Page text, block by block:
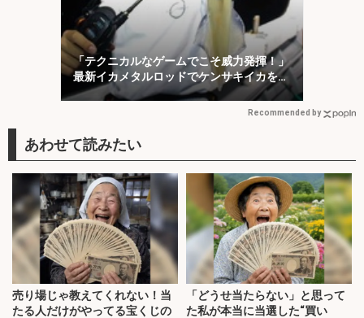
「テクニカルなゲームでこそ威力発揮！」
最新イカメタルロッドでケンサキイカを攻
略【福井】
Recommended by
売り場じゃ教えてくれない！当
たる人だけがやってる宝くじの
「どうせ当たらない」と思って
た私が本当に当選した“買い